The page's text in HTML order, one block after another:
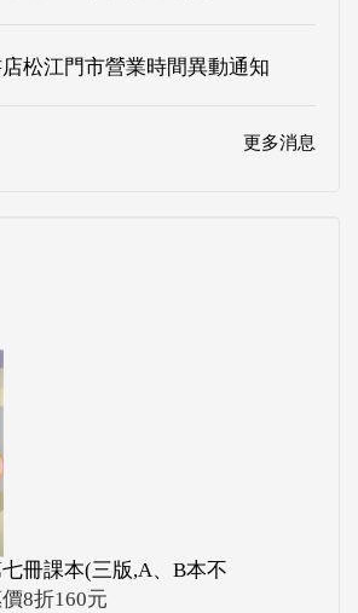
店松江門市營業時間異動通知
更多消息
冊課本(三版,A、B本不
8折160元